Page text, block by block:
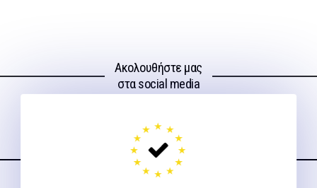
Ακολουθήστε μας
στα social media